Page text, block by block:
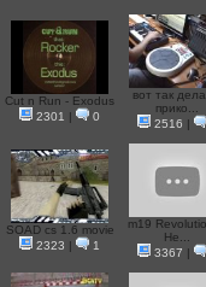
Cut n Run - Exodus
2301 | 0
вот так
прико...
2516 |
SOAD cs 1.6 movie
2323 | 1
m19
He...
3367 |